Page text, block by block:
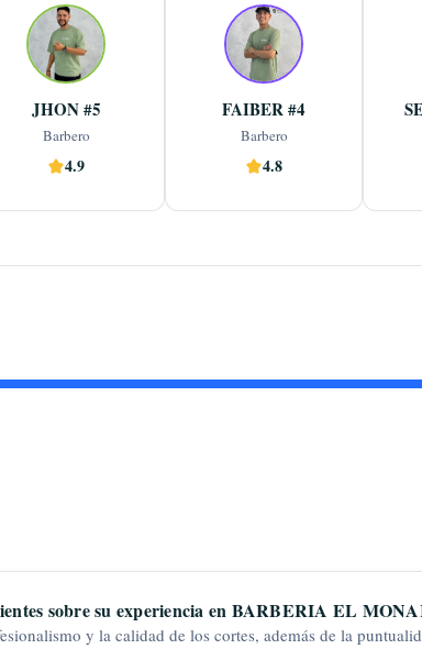
JHON #5
Barbero
4.9
Barbero
altamente especializado
con 15 años de experiencia en
cortes, afeitados y estilismo
masculino, dominando técnicas
clásicas y modernas con
FAIBER #4
Barbero
4.8
Barbero
Soy un barbero apasionado por
la perfección, que combina
técnicas clásicas y modernas para
lograr acabados limpios, barba
bien perfilada y cortes que
sobre su experiencia en BARBERIA EL
y la calidad de los cortes, además de la